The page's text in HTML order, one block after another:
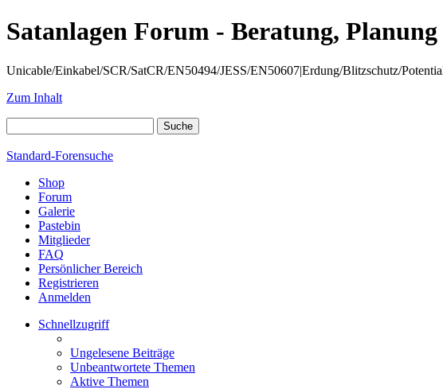
Satanlagen Forum - Beratung,
Unicable/Einkabel/SCR/SatCR/EN50494/JESS/EN50607|Erdung/Blitzschutz/
Zum Inhalt
Standard-Forensuche
Shop
Forum
Galerie
Pastebin
Mitglieder
FAQ
Persönlicher Bereich
Registrieren
Anmelden
Schnellzugriff
Ungelesene Beiträge
Unbeantwortete Themen
Aktive Themen